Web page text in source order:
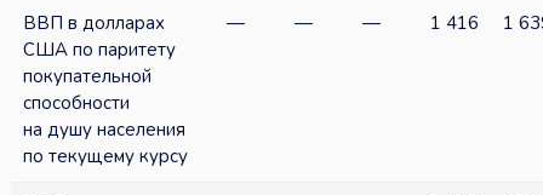
ВВП в долларах
США по паритету
покупательной
способности
на душу населения
по текущему курсу
— — — 1 416 1